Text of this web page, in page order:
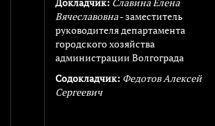
Вячеславовна- заместитель
руководителя департамента
городского хозяйства
администрации Волгограда
Содокладчик: Федотов Алексей
Сергеевич